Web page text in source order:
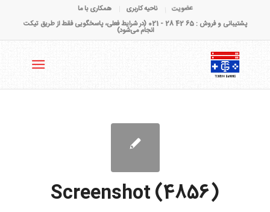
عضویت ناحیه کاربری
همکاری با ما
پشتیبانی و فروش : 65 42 28 - 021 (در شرایط فعلی، پاسخگویی فقط از طریق تیکت
انجام می‌شود)
Screenshot (4856)